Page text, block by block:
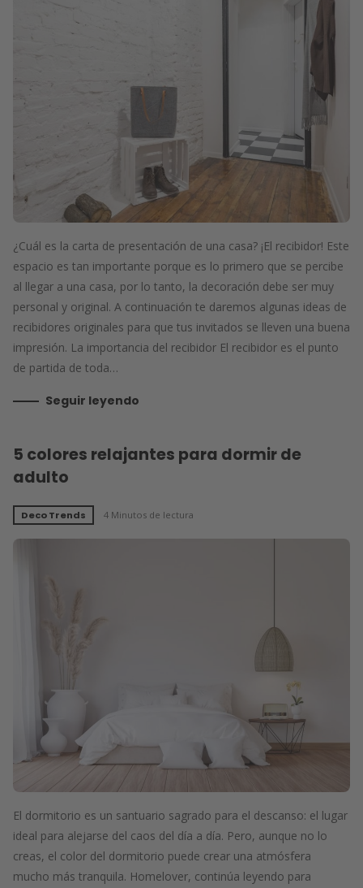
¿Cuál es la carta de presentación de una casa? ¡El recibidor! Este
espacio es tan importante porque es lo primero que se percibe
al llegar a una casa, por lo tanto, la decoración debe ser muy
personal y original. A continuación te daremos algunas ideas de
recibidores originales para que tus invitados se lleven una buena
impresión. La importancia del recibidor El recibidor es el punto
de partida de toda…
Seguir leyendo
5 colores relajantes para dormir de
adulto
Deco Trends 4 Minutos de lectura
El dormitorio es un santuario sagrado para el descanso: el lugar
ideal para alejarse del caos del día a día. Pero, aunque no lo
creas, el color del dormitorio puede crear una atmósfera
mucho más tranquila. Homelover, continúa leyendo para